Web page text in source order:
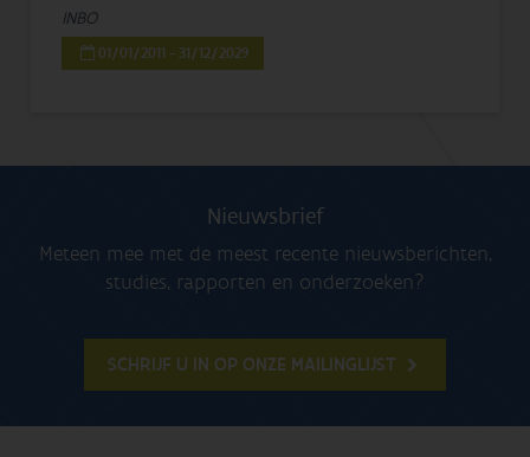
INBO
01/01/2011 - 31/12/2029
Nieuwsbrief
Meteen mee met de meest recente nieuwsberichten,
studies, rapporten en onderzoeken?
SCHRIJF U IN OP ONZE MAILINGLIJST